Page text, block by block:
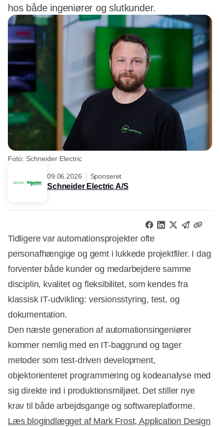
hos både ingeniører og slutkunder.
Foto: Schneider Electric
09.06.2026 Sponseret
Schneider Electric A/S
Tidligere var automationsprojekter ofte
personafhængige og gemt i lukkede projektfiler. I dag
forventer både kunder og medarbejdere samme
disciplin, kvalitet og fleksibilitet, som kendes fra
klassisk IT-udvikling: versionsstyring, test, og
dokumentation.
Den næste generation af automationsingeniører
kommer nemlig med en IT-baggrund og tager
metoder som test‑driven development,
objektorienteret programmering og kodeanalyse med
sig direkte ind i produktionsmiljøet. Det stiller nye
krav til både arbejdsgange og softwareplatforme.
Læs blogindlægget af Mark Frost, Application Design